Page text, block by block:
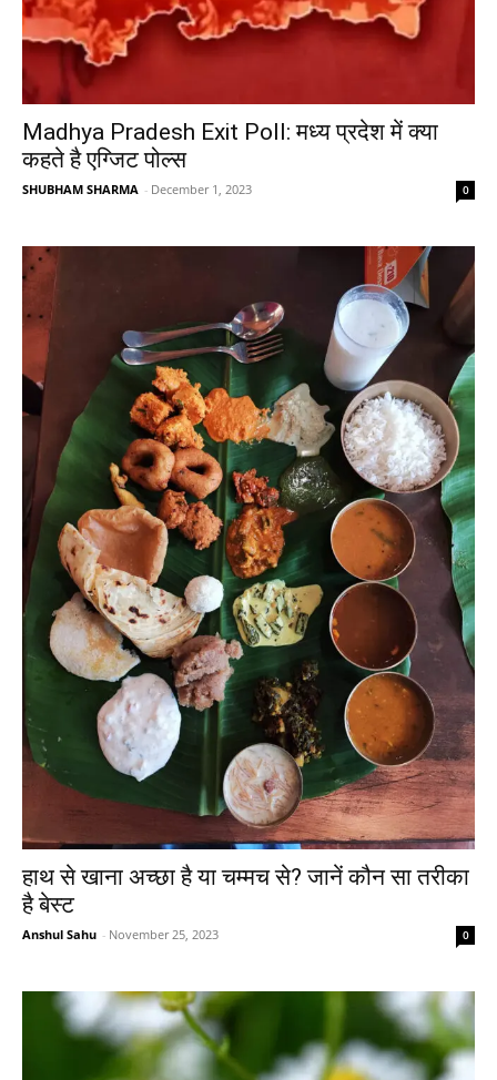
Madhya Pradesh Exit Poll: मध्य प्रदेश में क्या
कहते है एग्जिट पोल्स
SHUBHAM SHARMA - December 1, 2023 0
हाथ से खाना अच्छा है या चम्मच से? जानें कौन सा तरीका
है बेस्ट
Anshul Sahu - November 25, 2023 0